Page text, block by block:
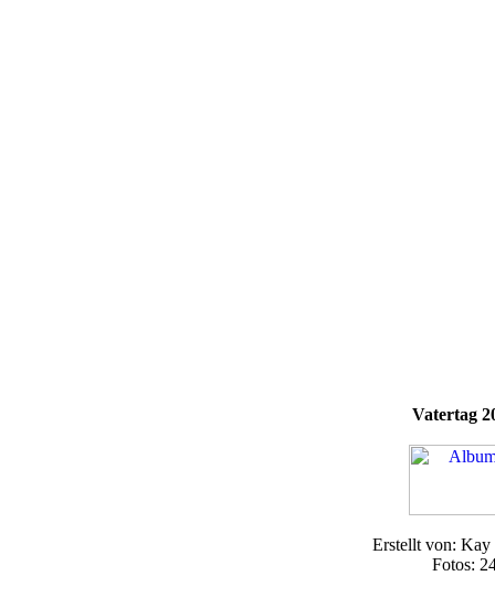
Vatertag
Erstellt von: Kay
Fotos: